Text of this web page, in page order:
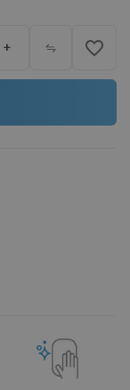
+ favorite_border